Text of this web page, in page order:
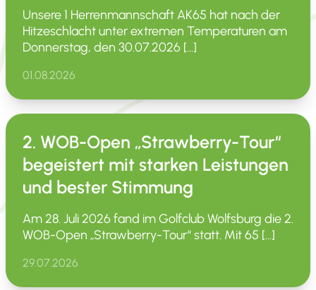
Unsere 1 Herren­mann­schaft AK65 hat nach der
Hitze­schlacht unter extremen Tempe­ra­turen am
Donnerstag, den 30.07.2026 […]
01.08.2026
2. WOB-Open „Strawberry-Tour“
begeistert mit starken Leistungen
und bester Stimmung
Am 28. Juli 2026 fand im Golfclub Wolfsburg die 2.
WOB-Open „Straw­­berry-Tour“ statt. Mit 65 […]
29.07.2026